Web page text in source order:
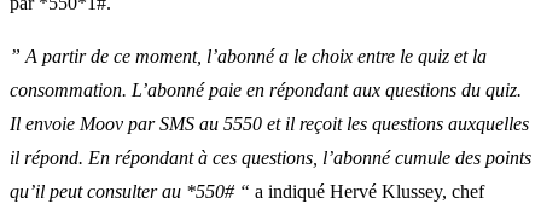
” A partir de ce moment, l’abonné a le choix entre le quiz et la
consommation. L’abonné paie en répondant aux questions du quiz.
Il envoie Moov par SMS au 5550 et il reçoit les questions auxquelles
il répond. En répondant à ces questions, l’abonné cumule des points
qu’il peut consulter au *550# “ a indiqué Hervé Klussey, chef